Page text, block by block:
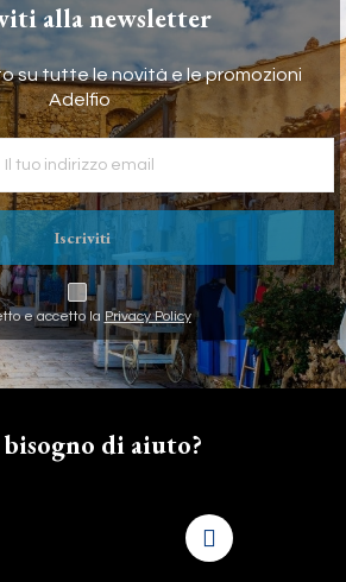
alla newsletter
su tutte le novità e le promozioni
Adelfio
Iscriviti
e accetto la Privacy Policy
di aiuto?